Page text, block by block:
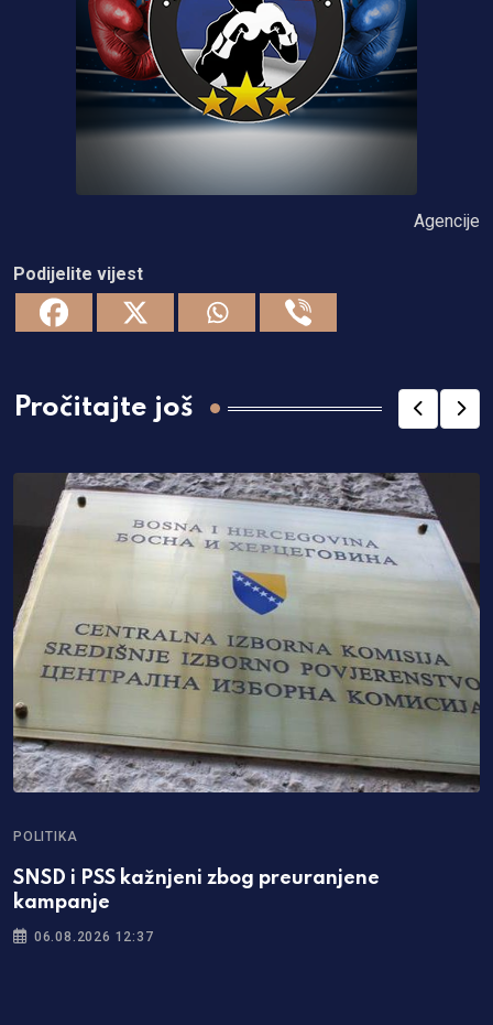
Agencije
Podijelite vijest
Pročitajte još
POLITIKA
SNSD i PSS kažnjeni zbog preuranjene
kampanje
06.08.2026 12:37